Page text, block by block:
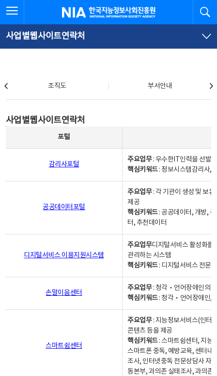
문
로
가
체
뉴
바
가
한국지능정보사회진흥원
사업별웹사이트연락처
조직도 부서안내
사업별웹사이트연락처
포털
감리사포털
주요업무: 우수한IT인력을 선발
핵심키워드: 정보시스템감리사,
공공데이터포털
주요업무: 각 기관이 생성 및 보
제공
핵심키워드: 공공데이터, 개방,
터, 추천데이터
디지털서비스 이용지원시스템
주요업무디지털서비스 활성화를
관리하는 시스템
핵심키워드: 디지털서비스 전문
손말이음센터
주요업무: 청각‧언어장애인의
핵심키워드: 청각‧언어장애인,
스마트쉼센터
주요업무: 지능정보서비스(인터
콘텐츠 등을 제공
핵심키워드: 스마트쉼센터, 지능
스마트폰 중독, 예방교육, 센터내
조사, 인터넷중독 전문상담사 자
동본부, 과의존 실태조사, 과의존